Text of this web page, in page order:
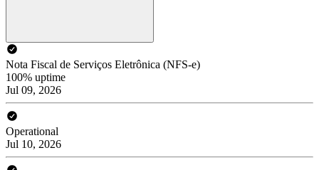
Nota Fiscal de Serviços Eletrônica (NFS-e)
100% uptime
Jul 09, 2026
Operational
Jul 10, 2026